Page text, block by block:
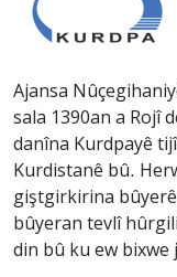
Ajansa
sala 1390an a Rojî
danîna Kurdpayê
Kurdistanê bû.
giştgirkirina
bûyeran tevlî
din bû ku ew